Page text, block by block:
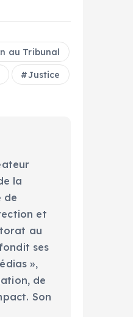
au Tribunal
Justice
la
de
et
au
ses
»,
de
Son